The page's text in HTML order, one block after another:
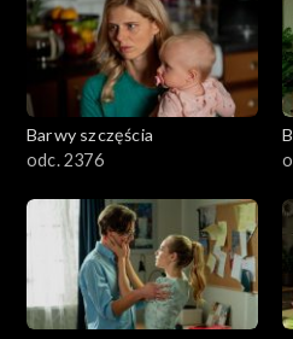
Barwy szczęścia
odc. 2376